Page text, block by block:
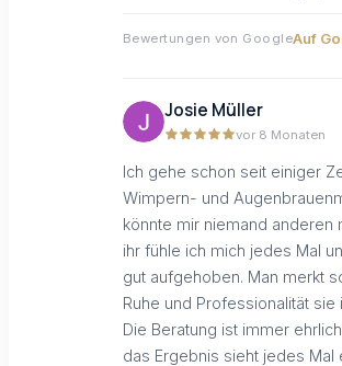
Bewertungen von GoogleAuf
Josie Müller
vor 8 Monaten
Ich gehe schon seit einiger
Wimpern- und
könnte mir niemand anderen
ihr fühle ich mich jedes Mal
gut aufgehoben. Man merkt
Ruhe und Professionalität sie
Die Beratung ist immer
das Ergebnis sieht jedes